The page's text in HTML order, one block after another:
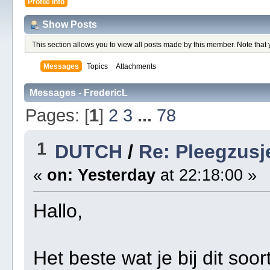
Show Posts
This section allows you to view all posts made by this member. Note
Messages Topics Attachments
Messages - FredericL
Pages: [1] 2 3 ... 78
1 DUTCH / Re:
« on: Yesterday at 22:18:00 »
Hallo,
Het beste wat je bij dit